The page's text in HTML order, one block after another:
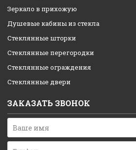
Зеркало в прихожую
Душевые кабины из стекла
Стеклянные шторки
Стеклянные перегородки
Стеклянные ограждения
Стеклянные двери
ЗАКАЗАТЬ ЗВОНОК